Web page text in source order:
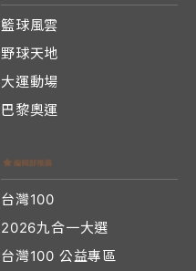
籃球風雲
野球天地
大運動場
巴黎奧運
台灣100
2026九合一大選
台灣100 公益專區